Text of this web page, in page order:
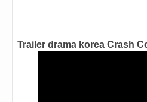
Trailer drama korea Crash